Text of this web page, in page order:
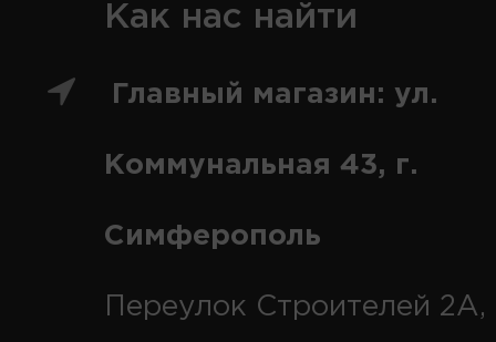
Как нас найти
Главный магазин: ул.
Коммунальная 43, г.
Симферополь
Переулок Строителей 2А,